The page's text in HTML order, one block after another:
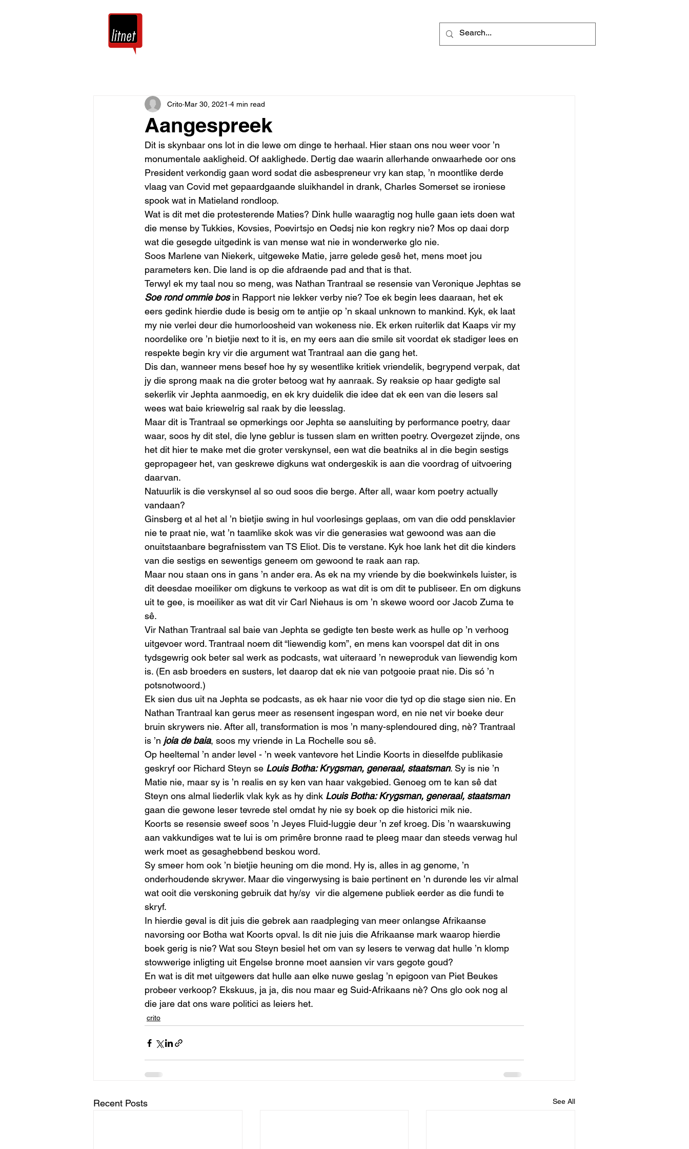
Aangespreek
Crito Mar 30, 2021 4 min read
Dit is skynbaar ons lot in die lewe om dinge te herhaal. Hier staan ons nou weer voor ’n
monumentale aakligheid. Of aaklighede. Dertig dae waarin allerhande onwaarhede oor ons
President verkondig gaan word sodat die asbespreneur vry kan stap, ’n moontlike derde
vlaag van Covid met gepaardgaande sluikhandel in drank, Charles Somerset se ironiese
spook wat in Matieland rondloop.
Wat is dit met die protesterende Maties? Dink hulle waaragtig nog hulle gaan iets doen wat
die mense by Tukkies, Kovsies, Poevirtsjo en Oedsj nie kon regkry nie? Mos op daai dorp
wat die gesegde uitgedink is van mense wat nie in wonderwerke glo nie.
Soos Marlene van Niekerk, uitgeweke Matie, jarre gelede gesê het, mens moet jou
parameters ken. Die land is op die afdraende pad and that is that.
Terwyl ek my taal nou so meng, was Nathan Trantraal se resensie van Veronique Jephtas se
Soe rond ommie bos in Rapport nie lekker verby nie? Toe ek begin lees daaraan, het ek
eers gedink hierdie dude is besig om te antjie op ’n skaal unknown to mankind. Kyk, ek laat
my nie verlei deur die humorloosheid van wokeness nie. Ek erken ruiterlik dat Kaaps vir my
noordelike ore ’n bietjie next to it is, en my eers aan die smile sit voordat ek stadiger lees en
respekte begin kry vir die argument wat Trantraal aan die gang het.
Dis dan, wanneer mens besef hoe hy sy wesentlike kritiek vriendelik, begrypend verpak, dat
jy die sprong maak na die groter betoog wat hy aanraak. Sy reaksie op haar gedigte sal
sekerlik vir Jephta aanmoedig, en ek kry duidelik die idee dat ek een van die lesers sal
wees wat baie kriewelrig sal raak by die leesslag.
Maar dit is Trantraal se opmerkings oor Jephta se aansluiting by performance poetry, daar
waar, soos hy dit stel, die lyne geblur is tussen slam en written poetry. Overgezet zijnde, ons
het dit hier te make met die groter verskynsel, een wat die beatniks al in die begin sestigs
gepropageer het, van geskrewe digkuns wat ondergeskik is aan die voordrag of uitvoering
daarvan.
Natuurlik is die verskynsel al so oud soos die berge. After all, waar kom poetry actually
vandaan?
Ginsberg et al het al ’n bietjie swing in hul voorlesings geplaas, om van die odd pensklavier
nie te praat nie, wat ’n taamlike skok was vir die generasies wat gewoond was aan die
onuitstaanbare begrafnisstem van TS Eliot. Dis te verstane. Kyk hoe lank het dit die kinders
van die sestigs en sewentigs geneem om gewoond te raak aan rap.
Maar nou staan ons in gans ’n ander era. As ek na my vriende by die boekwinkels luister, is
dit deesdae moeiliker om digkuns te verkoop as wat dit is om dit te publiseer. En om digkuns
uit te gee, is moeiliker as wat dit vir Carl Niehaus is om ’n skewe woord oor Jacob Zuma te
sê.
Vir Nathan Trantraal sal baie van Jephta se gedigte ten beste werk as hulle op ’n verhoog
uitgevoer word. Trantraal noem dit “liewendig kom”, en mens kan voorspel dat dit in ons
tydsgewrig ook beter sal werk as podcasts, wat uiteraard ’n neweproduk van liewendig kom
is. (En asb broeders en susters, let daarop dat ek nie van potgooie praat nie. Dis só ’n
potsnotwoord.)
Ek sien dus uit na Jephta se podcasts, as ek haar nie voor die tyd op die stage sien nie. En
Nathan Trantraal kan gerus meer as resensent ingespan word, en nie net vir boeke deur
bruin skrywers nie. After all, transformation is mos ’n many-splendoured ding, nè? Trantraal
is ’n joia de baia, soos my vriende in La Rochelle sou sê.
Op heeltemal ’n ander level - ’n week vantevore het Lindie Koorts in dieselfde publikasie
geskryf oor Richard Steyn se Louis Botha: Krygsman, generaal, staatsman. Sy is nie ’n
Matie nie, maar sy is ’n realis en sy ken van haar vakgebied. Genoeg om te kan sê dat
Steyn ons almal liederlik vlak kyk as hy dink Louis Botha: Krygsman, generaal, staatsman
gaan die gewone leser tevrede stel omdat hy nie sy boek op die historici mik nie.
Koorts se resensie sweef soos ’n Jeyes Fluid-luggie deur ’n zef kroeg. Dis ’n waarskuwing
aan vakkundiges wat te lui is om primêre bronne raad te pleeg maar dan steeds verwag hul
werk moet as gesaghebbend beskou word.
Sy smeer hom ook ’n bietjie heuning om die mond. Hy is, alles in ag genome, ’n
onderhoudende skrywer. Maar die vingerwysing is baie pertinent en ’n durende les vir almal
wat ooit die verskoning gebruik dat hy/sy  vir die algemene publiek eerder as die fundi te
skryf.
In hierdie geval is dit juis die gebrek aan raadpleging van meer onlangse Afrikaanse
navorsing oor Botha wat Koorts opval. Is dit nie juis die Afrikaanse mark waarop hierdie
boek gerig is nie? Wat sou Steyn besiel het om van sy lesers te verwag dat hulle ’n klomp
stowwerige inligting uit Engelse bronne moet aansien vir vars gegote goud?
En wat is dit met uitgewers dat hulle aan elke nuwe geslag ’n epigoon van Piet Beukes
probeer verkoop? Ekskuus, ja ja, dis nou maar eg Suid-Afrikaans nè? Ons glo ook nog al
die jare dat ons ware politici as leiers het.
crito
Recent Posts See All